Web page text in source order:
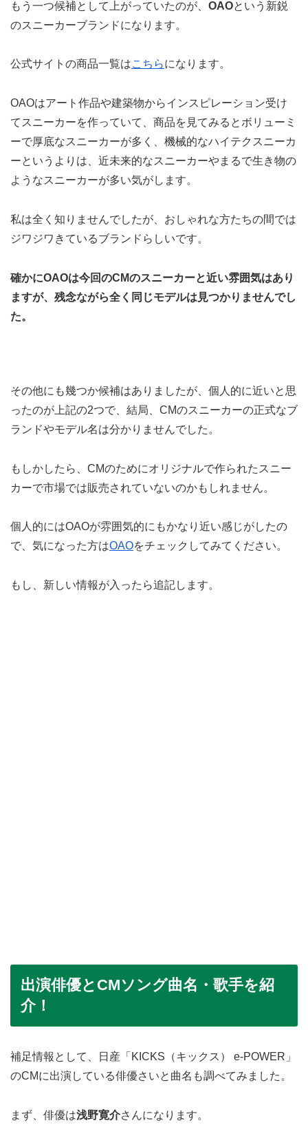
もう一つ候補として上がっていたのが、 OAOという新鋭
のスニーカーブランドになります。
公式サイトの商品一覧はこちらになります。
OAOはアート作品や建築物からインスピレーション受け
てスニーカーを作っていて、商品を見てみるとボリューミ
ーで厚底なスニーカーが多く、機械的なハイテクスニーカ
ーというよりは、近未来的なスニーカーやまるで生き物の
ようなスニーカーが多い気がします。
私は全く知りませんでしたが、おしゃれな方たちの間では
ジワジワきているブランドらしいです。
確かにOAOは今回のCMのスニーカーと近い雰囲気はあり
ますが、残念ながら全く同じモデルは見つかりませんでし
た。
その他にも幾つか候補はありましたが、個人的に近いと思
ったのが上記の2つで、結局、CMのスニーカーの正式なブ
ランドやモデル名は分かりませんでした。
もしかしたら、CMのためにオリジナルで作られたスニー
カーで市場では販売されていないのかもしれません。
個人的にはOAOが雰囲気的にもかなり近い感じがしたの
で、気になった方はOAOをチェックしてみてください。
もし、新しい情報が入ったら追記します。
出演俳優とCMソング曲名・歌手を紹
介！
補足情報として、日産「KICKS（キックス） e-POWER」
のCMに出演している俳優さいと曲名も調べてみました。
まず、俳優は浅野寛介さんになります。